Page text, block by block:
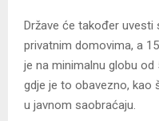
Države će također
privatnim domovima, a
je na minimalnu globu
gdje je to obavezno, kao
u javnom saobraćaju.